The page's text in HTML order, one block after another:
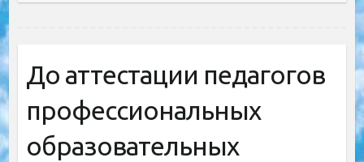
До аттестации педагогов
профессиональных
образовательных